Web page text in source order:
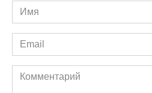
Имя
*
Email
*
Комментарий